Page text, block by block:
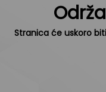
Stranica će uskoro